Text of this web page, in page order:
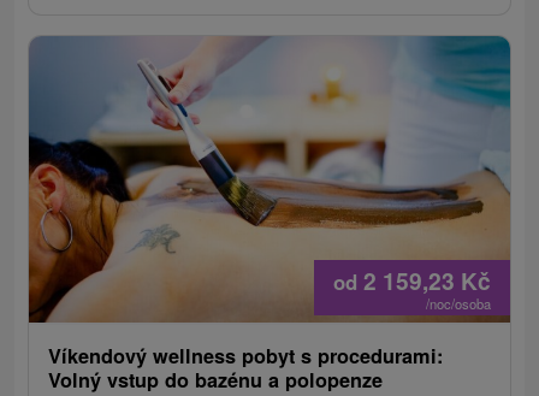
od 2 159,23 Kč
/noc/osoba
Víkendový wellness pobyt s procedurami:
Volný vstup do bazénu a polopenze